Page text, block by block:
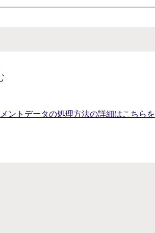
ントデータの処理方法の詳細はこちらを